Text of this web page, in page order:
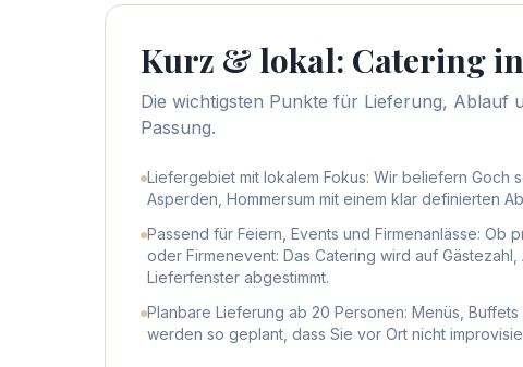
Kurz & lokal: Catering in
Die wichtigsten Punkte für Lieferung, Ablauf
Passung.
Liefergebiet mit lokalem Fokus: Wir beliefern Goch
Asperden, Hommersum mit einem klar definierten
Passend für Feiern, Events und Firmenanlässe: Ob
oder Firmenevent: Das Catering wird auf Gästezahl,
Lieferfenster abgestimmt.
Planbare Lieferung ab 20 Personen: Menüs,
werden so geplant, dass Sie vor Ort nicht